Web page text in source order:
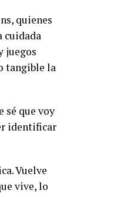
quienes
cuidada
juegos
tangible la
sé que voy
identificar
Vuelve
vive, lo